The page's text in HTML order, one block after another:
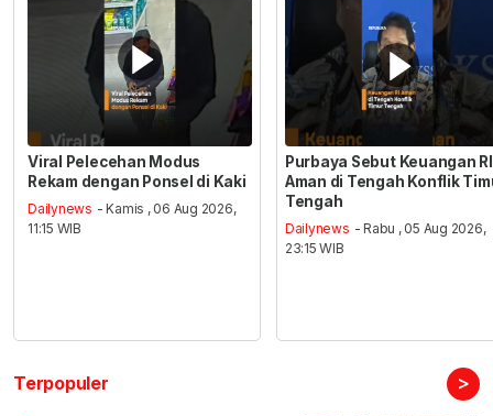
Viral Pelecehan Modus
Rekam dengan Ponsel di Kaki
Dailynews - Kamis , 06 Aug 2026,
11:15 WIB
Purbaya Sebut Keuangan RI
Aman di Tengah Konflik
Tengah
Dailynews - Rabu , 05 Aug 2026,
23:15 WIB
Terpopuler >